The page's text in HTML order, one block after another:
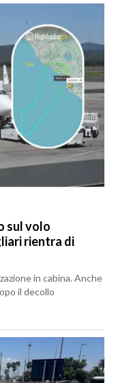
sul volo
rientra di
in cabina. Anche
il decollo